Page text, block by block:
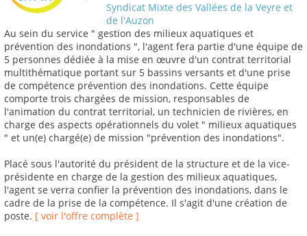
Syndicat Mixte des Vallées de la Veyre et
de l'Auzon
Au sein du service " gestion des milieux aquatiques et
prévention des inondations ", l'agent fera partie d'une équipe de
5 personnes dédiée à la mise en œuvre d'un contrat territorial
multithématique portant sur 5 bassins versants et d'une prise
de compétence prévention des inondations. Cette équipe
comporte trois chargées de mission, responsables de
l'animation du contrat territorial, un technicien de rivières, en
charge des aspects opérationnels du volet " milieux aquatiques
" et un(e) chargé(e) de mission "prévention des inondations".
Placé sous l'autorité du président de la structure et de la vice-
présidente en charge de la gestion des milieux aquatiques,
l'agent se verra confier la prévention des inondations, dans le
cadre de la prise de la compétence. Il s'agit d'une création de
poste. [ voir l'offre complète ]